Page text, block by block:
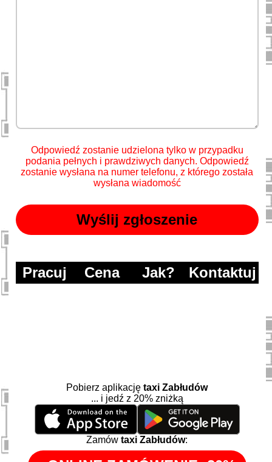
Odpowiedź zostanie udzielona tylko w przypadku
podania pełnych i prawdziwych danych. Odpowiedź
zostanie wysłana na numer telefonu, z którego została
wysłana wiadomość
Pracuj Cena Jak? Kontaktuj
Pobierz aplikacjętaxi Zabłudów
... i jedź z 20% zniżką
Zamówtaxi Zabłudów: